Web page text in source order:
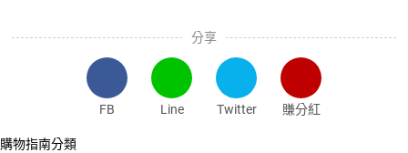
分享
FB Line Twitter 賺分紅
購物指南分類